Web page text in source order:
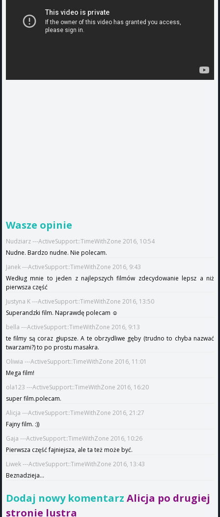
Wasze opinie
Nudziarz ---ActiveSupport::TimeWithZone 2016, 10:54
Nudne. Bardzo nudne. Nie polecam.
Janek ---ActiveSupport::TimeWithZone 2016, 9:43
Według mnie to jeden z najlepszych filmów zdecydowanie lepsz a niż
pierwsza część
Justyna K ---ActiveSupport::TimeWithZone 2016, 13:50
Superandzki film. Naprawdę polecam ☺
bella ---ActiveSupport::TimeWithZone 2016, 9:13
te filmy są coraz głupsze. A te obrzydliwe gęby (trudno to chyba nazwać
twarzami?) to po prostu masakra.
Oliwia ---ActiveSupport::TimeWithZone 2016, 11:01
Mega film!
ola123 ---ActiveSupport::TimeWithZone 2016, 16:20
super film.polecam.
Alicja ---ActiveSupport::TimeWithZone 2016, 21:27
Fajny film. :))
Gaja ---ActiveSupport::TimeWithZone 2016, 10:26
Pierwsza część fajniejsza, ale ta też może być.
Liwek ---ActiveSupport::TimeWithZone 2016, 13:43
Beznadzieja...
Dodaj nowy komentarz Alicja po drugiej
stronie lustra